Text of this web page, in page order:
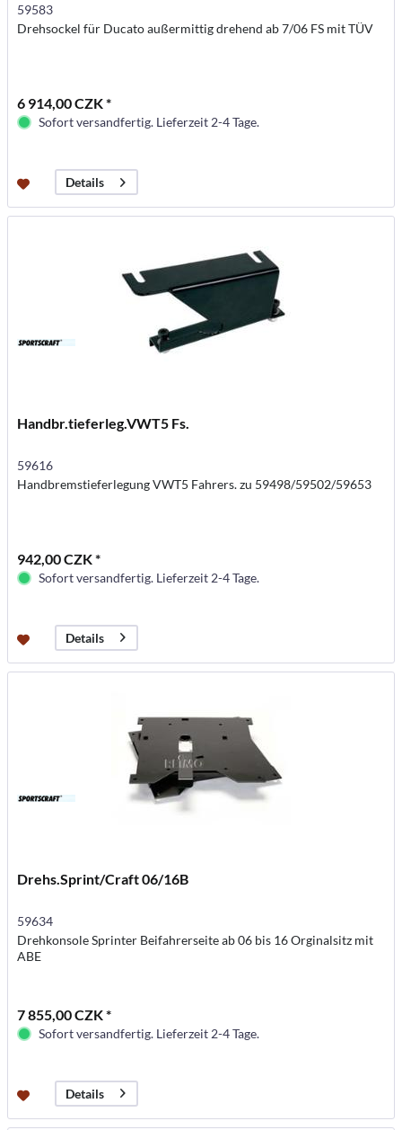
59583
Drehsockel für Ducato außermittig drehend ab 7/06 FS mit TÜV
6 914,00 CZK *
Sofort versandfertig. Lieferzeit 2-4 Tage.
Details
Handbr.tieferleg.VWT5 Fs.
59616
Handbremstieferlegung VWT5 Fahrers. zu 59498/59502/59653
942,00 CZK *
Sofort versandfertig. Lieferzeit 2-4 Tage.
Details
Drehs.Sprint/Craft 06/16B
59634
Drehkonsole Sprinter Beifahrerseite ab 06 bis 16 Orginalsitz mit
ABE
7 855,00 CZK *
Sofort versandfertig. Lieferzeit 2-4 Tage.
Details